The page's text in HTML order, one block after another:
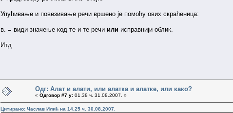
Упућивање и повезивање речи вршено је помоћу ових скраћеница:
в. = види значење код те и те речи или исправнији облик.
Итд.
Одг: Алат и алати, или алатка и алатке, или како?
« Одговор #7 у: 01.38 ч. 31.08.2007. »
Цитирано: Часлав Илић на 14.25 ч. 30.08.2007.